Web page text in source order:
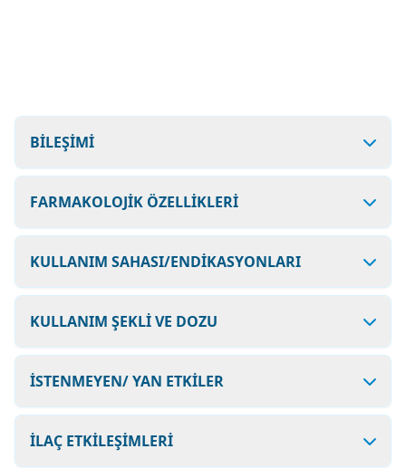
BİLEŞİMİ
FARMAKOLOJİK ÖZELLİKLERİ
KULLANIM SAHASI/ENDİKASYONLARI
KULLANIM ŞEKLİ VE DOZU
İSTENMEYEN/ YAN ETKİLER
İLAÇ ETKİLEŞİMLERİ